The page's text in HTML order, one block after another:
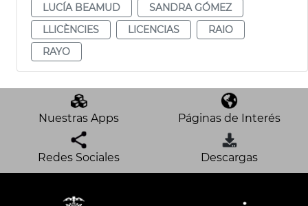
LUCÍA BEAMUD
SANDRA GÓMEZ
LLICÈNCIES
LICENCIAS
RAIO
RAYO
Nuestras Apps Páginas de Interés
Redes Sociales Descargas